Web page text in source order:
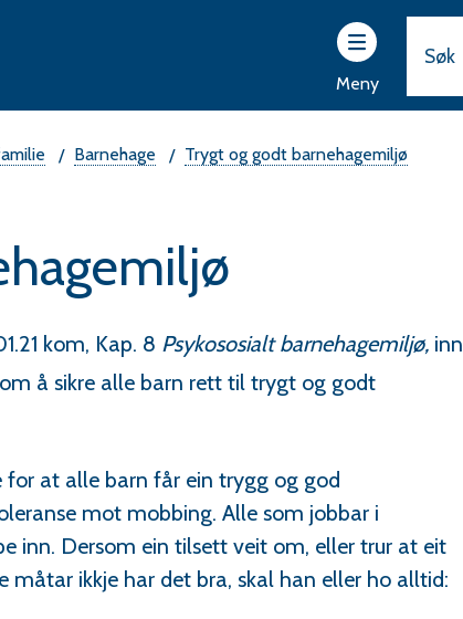
Meny
Barnehage Trygt og godt barnehagemiljø
kom, Kap. 8 Psykososialt barnehagemiljø, inn
å sikre alle barn rett til trygt og godt
for at alle barn får ein trygg og god
mot mobbing. Alle som jobbar i
inn. Dersom ein tilsett veit om, eller trur at eit
måtar ikkje har det bra, skal han eller ho alltid: